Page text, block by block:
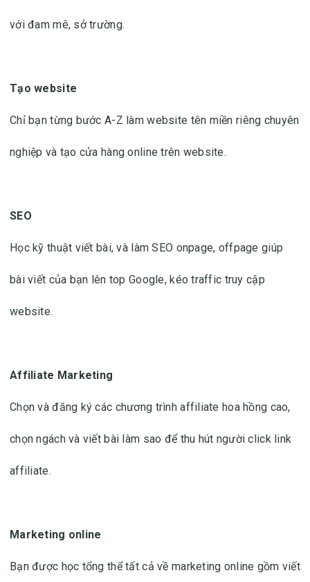
với đam mê, sở trường.
Tạo website
Chỉ bạn từng bước A-Z làm website tên miền riêng chuyên
nghiệp và tạo cửa hàng online trên website.
SEO
Học kỹ thuật viết bài, và làm SEO onpage, offpage giúp
bài viết của bạn lên top Google, kéo traffic truy cập
website.
Affiliate Marketing
Chọn và đăng ký các chương trình affiliate hoa hồng cao,
chọn ngách và viết bài làm sao để thu hút người click link
affiliate.
Marketing online
Bạn được học tổng thể tất cả về marketing online gồm viết